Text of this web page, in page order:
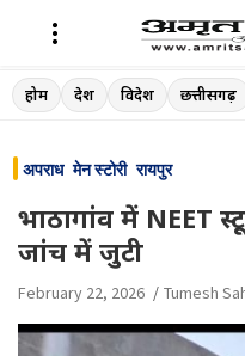
Skip
to
होम देश विदेश छत्तीसगढ़
अपराध मेन स्टोरी रायपुर
भाठागांव में NEET
जांच में जुटी
February 22, 2026 Tumesh